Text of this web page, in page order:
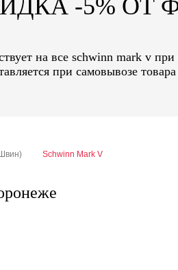
-5% ОТ
на все schwinn mark v
при самовывозе
Schwinn Mark V